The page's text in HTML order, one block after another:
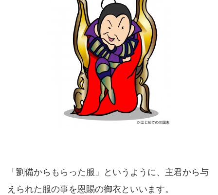
「劉備からもらった服」というように、主君から与
えられた服の事を恩賜の御衣といいます。